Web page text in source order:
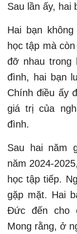
Sau lần ấy, hai
Hai bạn
học tập mà
đỡ nhau trong
đình, hai bạn
Chính điều ấy
giá trị của
đình.
Sau hai năm
năm 2024-
học tập tiếp.
gặp mặt. Hai
Đức đến cho
Mong rằng, ở